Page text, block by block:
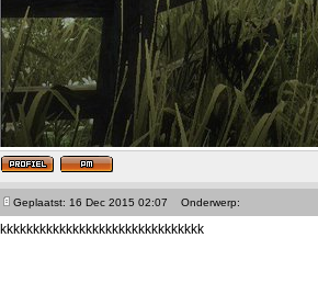
Geplaatst: 16 Dec 2015 02:07 Onderwerp:
kkkkkkkkkkkkkkkkkkkkkkkkkkkkkkk